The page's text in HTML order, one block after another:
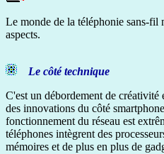
Le monde de la téléphonie sans-fil
aspects.
Le côté technique
C'est un débordement de
des innovations du côté
fonctionnement du réseau est
téléphones intègrent des
mémoires et de plus en plus de